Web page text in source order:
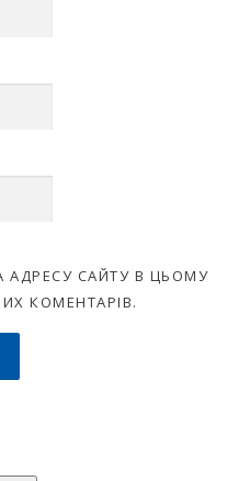
АДРЕСУ САЙТУ В ЦЬОМУ
КОМЕНТАРІВ.